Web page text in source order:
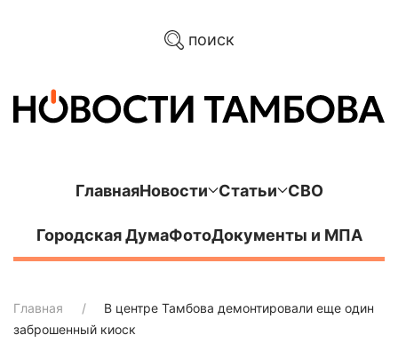
поиск
ГлавнаяНовости Статьи СВО
Городская ДумаФотоДокументы и МПА
Главная
В центре Тамбова демонтировали еще один
заброшенный киоск